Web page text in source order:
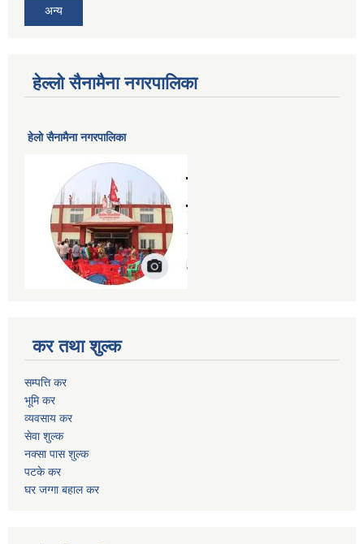
अन्य
हेल्लो सैनामैना नगरपालिका
हेलाे सैनामैना नगरपालिका
कर तथा शुल्क
सम्पत्ति कर
भूमि कर
व्यवसाय कर
सेवा शुल्क
नक्सा पास शुल्क
पटके कर
घर जग्गा बहाल कर